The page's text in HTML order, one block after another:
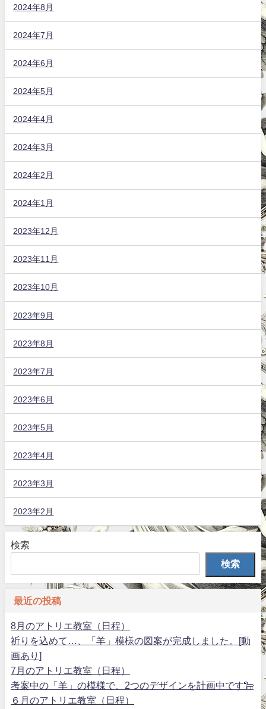
2024年8月
2024年7月
2024年6月
2024年5月
2024年4月
2024年3月
2024年2月
2024年1月
2023年12月
2023年11月
2023年10月
2023年9月
2023年8月
2023年7月
2023年6月
2023年5月
2023年4月
2023年3月
2023年2月
検索
検索
最近の投稿
8月のアトリエ教室（日程）
祈りを込めて…、「羊」模様の図案が完成しました。[動
画あり]
7月のアトリエ教室（日程）
考案中の「羊」の模様で、2つのデザインを計画中です🐑
６月のアトリエ教室（日程）